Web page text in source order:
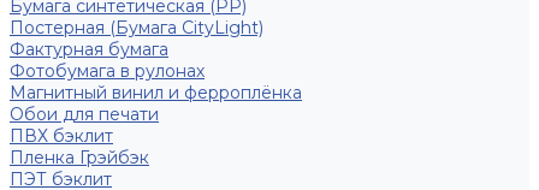
Бумага синтетическая (PP)
Постерная (Бумага CityLight)
Фактурная бумага
Фотобумага в рулонах
Магнитный винил и ферроплёнка
Обои для печати
ПВХ бэклит
Пленка Грэйбэк
ПЭТ бэклит